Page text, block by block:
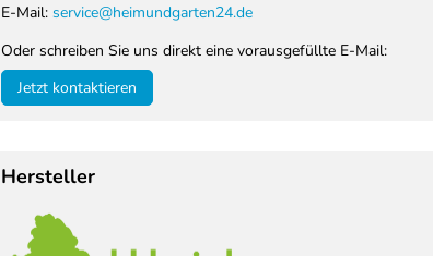
E-Mail: service@heimundgarten24.de
Oder schreiben Sie uns direkt eine vorausgefüllte E-Mail:
Jetzt kontaktieren
Hersteller